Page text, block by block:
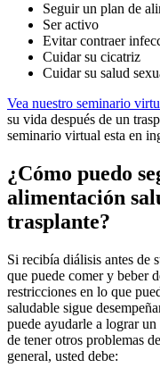
Seguir un plan de
Ser activo
Evitar contraer
Cuidar su cicatriz
Cuidar su salud
Vea nuestro seminario
su vida después de un
seminario virtual esta en
¿Cómo puedo
alimentación
trasplante?
Si recibía diálisis antes de
que puede comer y beber
restricciones en lo que
saludable sigue
puede ayudarle a lograr
de tener otros problemas
general, usted debe: